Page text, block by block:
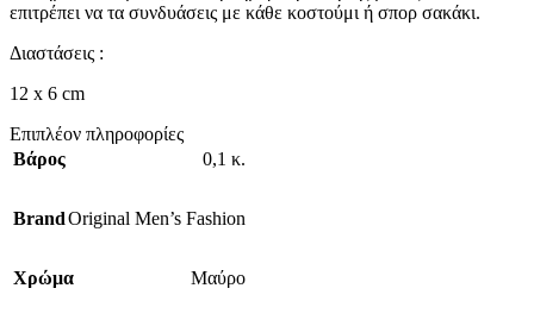
επιτρέπει να τα συνδυάσεις με κάθε κοστούμι ή σπορ σακάκι.
Διαστάσεις :
12 x 6 cm
Επιπλέον πληροφορίες
Βάρος
0,1 κ.
BrandOriginal Men’s Fashion
Χρώμα Μαύρο